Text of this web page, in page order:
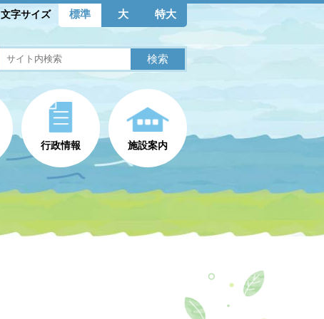
文字サイズ 標準 大 特大
行政情報 施設案内